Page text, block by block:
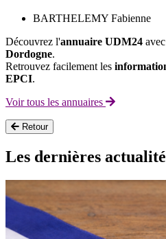
BARTHELEMY Fabienne
Découvrez l'annuaire UDM24 avec
Dordogne.
Retrouvez facilement les
EPCI.
Voir tous les annuaires
Retour
Les dernières